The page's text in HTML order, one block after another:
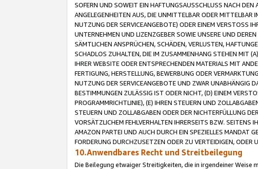
SOFERN UND SOWEIT EIN HAFTUNGSAUSSCHLUSS NACH DEN
ANGELEGENHEITEN AUS, DIE UNMITTELBAR ODER MITTELBAR
NUTZUNG DER SERVICEANGEBOTE) ODER EINEM VERSTOSS
UNTERNEHMEN UND LIZENZGEBER SOWIE UNSERE UND
SÄMTLICHEN ANSPRÜCHEN, SCHÄDEN, VERLUSTEN,
SCHADLOS ZUHALTEN, DIE IM ZUSAMMENHANG STEHEN MIT
IHRER WEBSITE ODER ENTSPRECHENDEN MATERIALS MIT
FERTIGUNG, HERSTELLUNG, BEWERBUNG ODER
NUTZUNG DER SERVICEANGEBOTE UND ZWAR UNABHÄNGIG
BESTIMMUNGEN ZULÄSSIG IST ODER NICHT, (D) EINEM
PROGRAMMRICHTLINIE), (E) IHREN STEUERN UND
STEUERN UND ZOLLABGABEN ODER DER NICHTERFÜLLUNG
VORSÄTZLICHEM FEHLVERHALTEN IHRERSEITS BZW. SEITENS
AMAZON PARTEI UND AUCH DURCH EIN SPEZIELLES MANDAT
FORDERUNG DURCHZUSETZEN ODER ZU VERTEIDIGEN,
10.Anwendbares Recht und Streitbeilegung
Die Beilegung etwaiger Streitigkeiten, die in irgendeiner Weise